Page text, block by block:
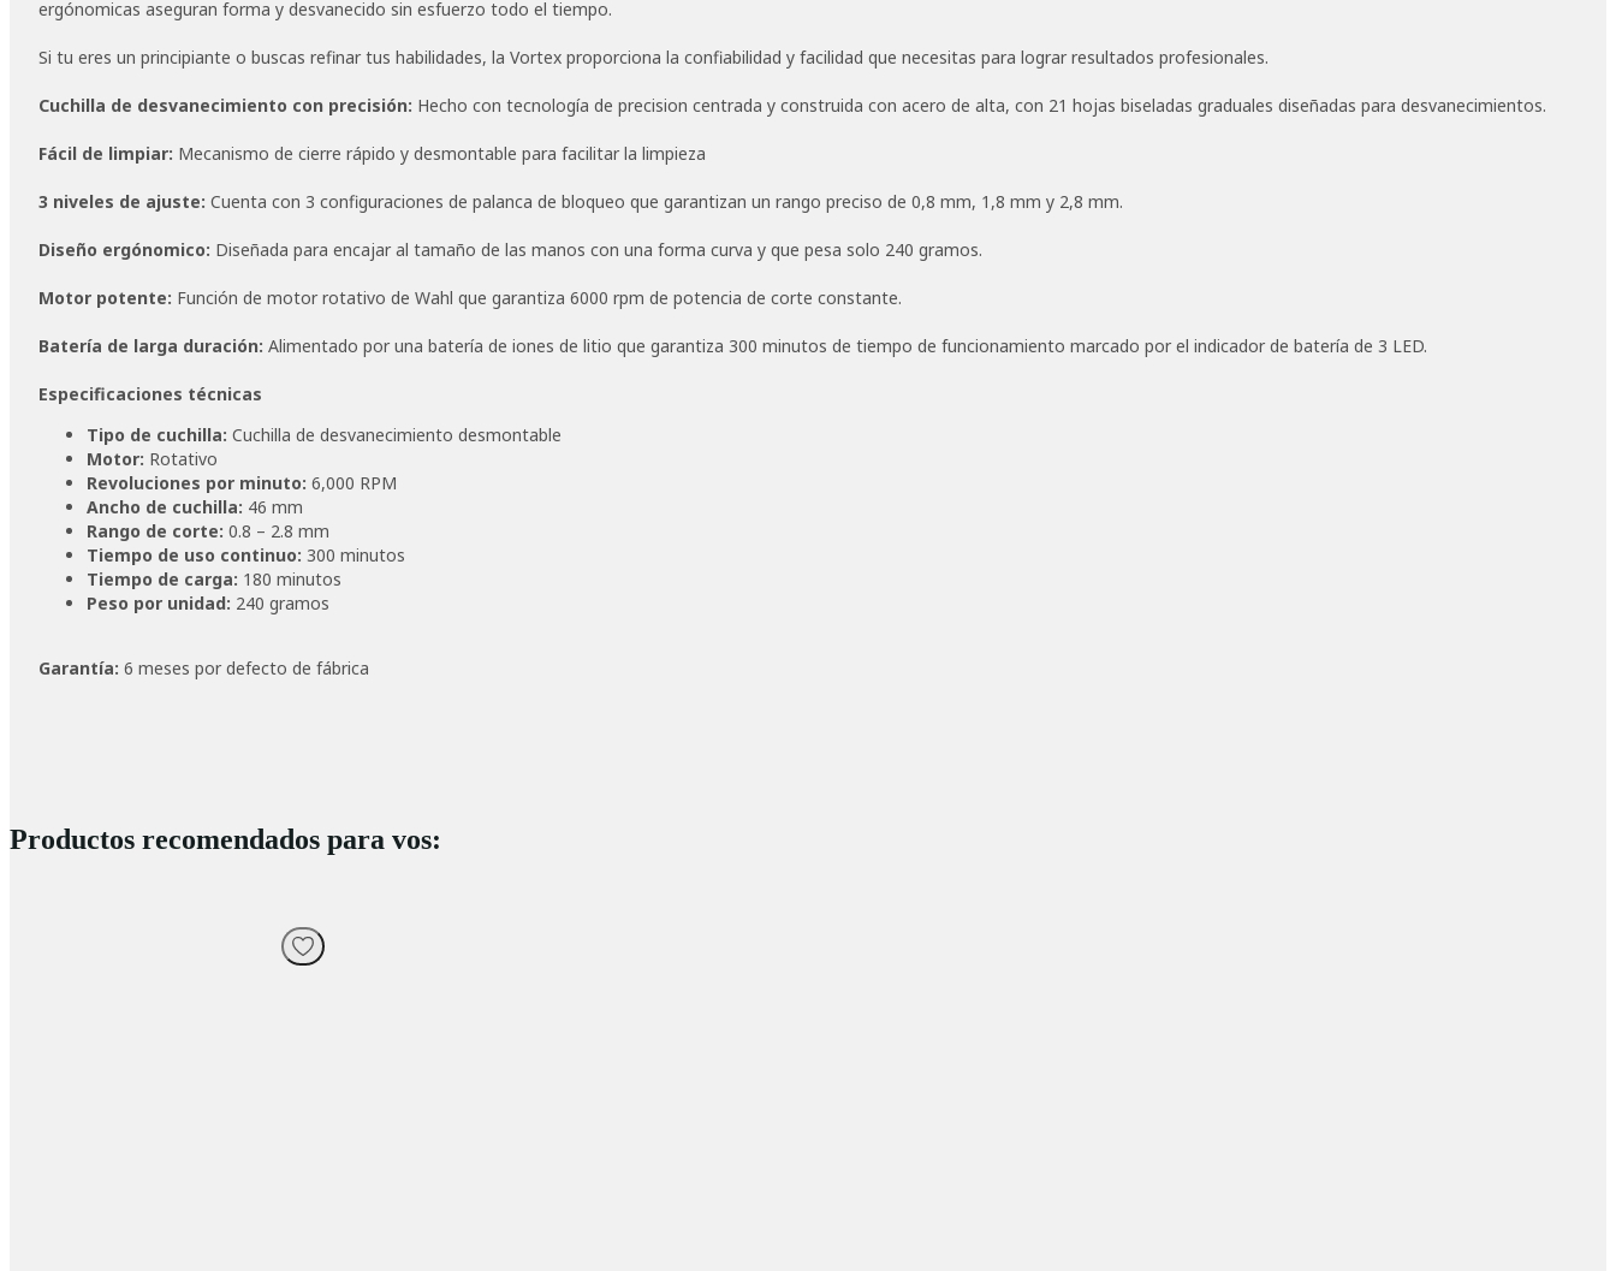
Motor potente:Función de motor rotativo de Wahl
que garantiza 6000 rpm de potencia de corte
constante.
Batería de larga duración:
batería de iones de litio que garantiza 300 minutos de
tiempo de funcionamiento marcado por el indicador
de batería de 3 LED.
Especificaciones técnicas
ergónomicas aseguran forma y desvanecido sin esfuerzo todo el tiempo.
Si tu eres un principiante o buscas refinar tus habilidades, la Vortex proporciona la confiabilidad y facilidad que necesitas para lograr resultados profesionales.
Cuchilla de desvanecimiento con precisión: Hecho con tecnología de precision centrada y construida con acero de alta, con 21 hojas biseladas graduales diseñadas para desvanecimientos.
Fácil de limpiar: Mecanismo de cierre rápido y desmontable para facilitar la limpieza
3 niveles de ajuste: Cuenta con 3 configuraciones de palanca de bloqueo que garantizan un rango preciso de 0,8 mm, 1,8 mm y 2,8 mm.
Diseño ergónomico: Diseñada para encajar al tamaño de las manos con una forma curva y que pesa solo 240 gramos.
Motor potente: Función de motor rotativo de Wahl que garantiza 6000 rpm de potencia de corte constante.
Batería de larga duración: Alimentado por una batería de iones de litio que garantiza 300 minutos de tiempo de funcionamiento marcado por el indicador de batería de 3 LED.
Especificaciones técnicas
Tipo de cuchilla: Cuchilla de desvanecimiento desmontable
Motor: Rotativo
Revoluciones por minuto: 6,000 RPM
Ancho de cuchilla: 46 mm
Rango de corte: 0.8 – 2.8 mm
Tiempo de uso continuo: 300 minutos
Tiempo de carga: 180 minutos
Peso por unidad: 240 gramos
Garantía: 6 meses por defecto de fábrica
Productos recomendados para vos: